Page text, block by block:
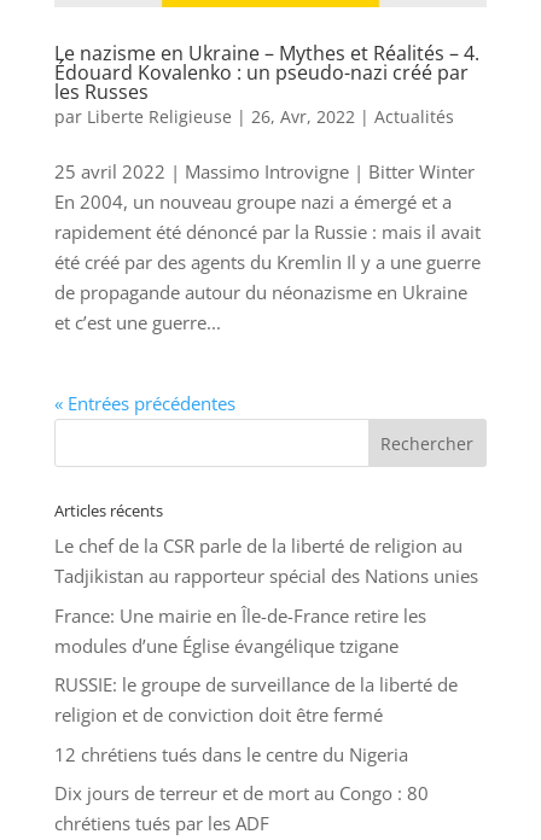
Le nazisme en Ukraine – Mythes et Réalités – 4.
Édouard Kovalenko : un pseudo-nazi créé par
les Russes
par Liberte Religieuse | 26, Avr, 2022| Actualités
25 avril 2022 | Massimo Introvigne | Bitter Winter
En 2004, un nouveau groupe nazi a émergé et a
rapidement été dénoncé par la Russie : mais il avait
été créé par des agents du Kremlin Il y a une guerre
de propagande autour du néonazisme en Ukraine
et c’est une guerre...
« Entrées précédentes
Articles récents
Le chef de la CSR parle de la liberté de religion au
Tadjikistan au rapporteur spécial des Nations unies
France: Une mairie en Île-de-France retire les
modules d’une Église évangélique tzigane
RUSSIE: le groupe de surveillance de la liberté de
religion et de conviction doit être fermé
12 chrétiens tués dans le centre du Nigeria
Dix jours de terreur et de mort au Congo : 80
chrétiens tués par les ADF